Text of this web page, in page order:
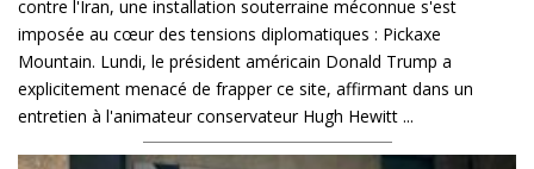
contre l'Iran, une installation souterraine méconnue s'est
imposée au cœur des tensions diplomatiques : Pickaxe
Mountain. Lundi, le président américain Donald Trump a
explicitement menacé de frapper ce site, affirmant dans un
entretien à l'animateur conservateur Hugh Hewitt ...